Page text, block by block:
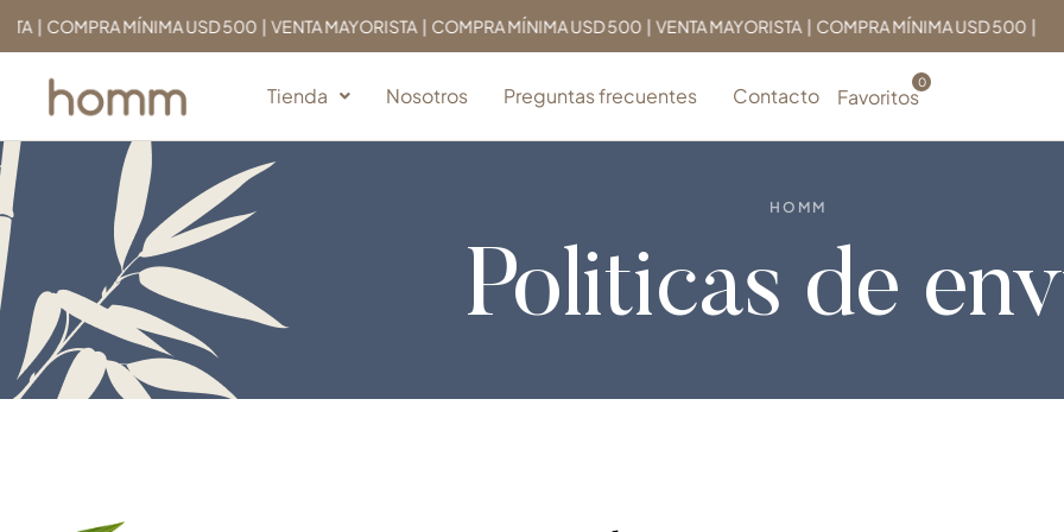
MÍNIMA USD 500 | VENTA MAYORISTA | COMPRA MÍNIMA USD 500 | VENTA MAYORISTA | COMPRA MÍNIMA USD 500 |
Tienda Nosotros Preguntas frecuentes Contacto Favoritos
HOMM
Politicas de